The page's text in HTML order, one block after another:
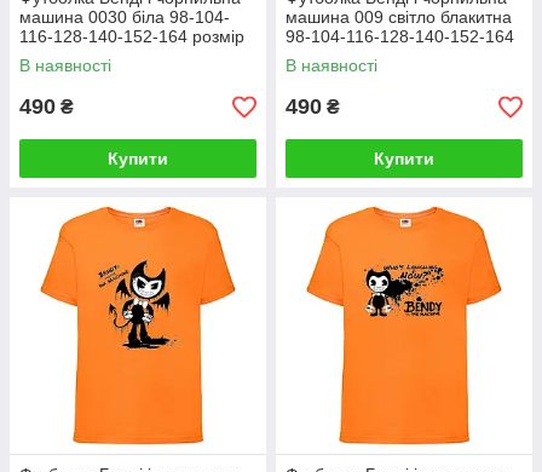
машина 0030 біла 98-104-
116-128-140-152-164 розмір
В наявності
490 ₴
Купити
машина 009 світло блакитна
98-104-116-128-140-152-164
розмір
В наявності
490 ₴
Купити